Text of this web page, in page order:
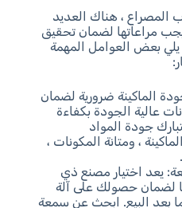
المصراع ، هناك العديد
مراعاتها لضمان تحقيق
بعض العوامل المهمة
الماكينة ضرورية لضمان
عالية الجودة بكفاءة
جودة المواد
، ومتانة المكونات ،
يعد اختيار مصنع ذي
لضمان حصولك على آلة
بعد البيع. ابحث عن سمعة